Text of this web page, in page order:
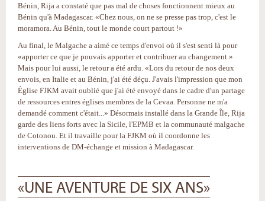
Bénin, Rija a constaté que pas mal de choses fonctionnent mieux au
Bénin qu'à Madagascar. «Chez nous, on ne se presse pas trop, c'est le
moramora. Au Bénin, tout le monde court partout !»
Au final, le Malgache a aimé ce temps d'envoi où il s'est senti là pour
«apporter ce que je pouvais apporter et contribuer au changement.»
Mais pour lui aussi, le retour a été ardu. «Lors du retour de nos deux
envois, en Italie et au Bénin, j'ai été déçu. J'avais l'impression que mon
Église FJKM avait oublié que j'ai été envoyé dans le cadre d'un partage
de ressources entres églises membres de la Cevaa. Personne ne m'a
demandé comment c'était...» Désormais installé dans la Grande Île, Rija
garde des liens forts avec la Sicile, l'EPMB et la communauté malgache
de Cotonou. Et il travaille pour la FJKM où il coordonne les
interventions de DM-échange et mission à Madagascar.
«UNE AVENTURE DE SIX ANS»